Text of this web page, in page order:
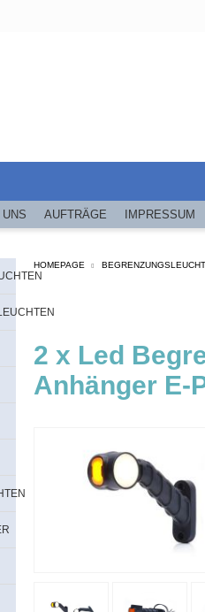
AUFTRÄGE IMPRESSUM
HOMEPAGE
2 x Led
Anhänger E-